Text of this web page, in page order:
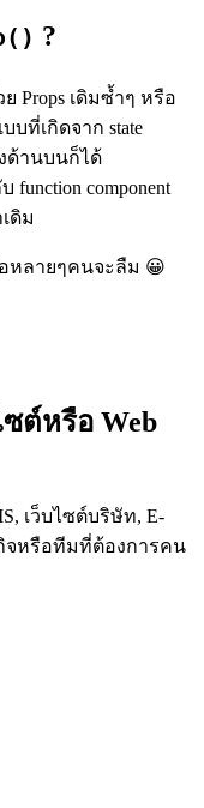
?
ย Props เดิมซ้ำๆ หรือ
บที่เกิดจาก state
งด้านบนก็ได้
function component
ดิม
หลายๆคนจะลืม 😀
ต์หรือ Web
เว็บไซต์บริษัท, E-
กิจหรือทีมที่ต้องการคน